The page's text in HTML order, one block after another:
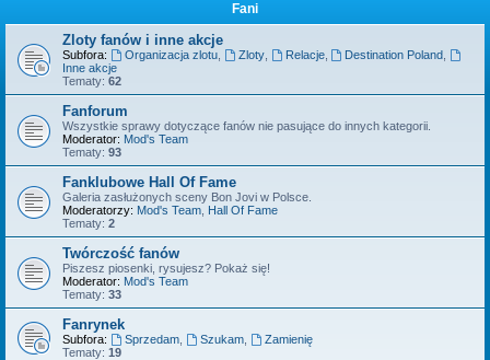
Fani
Zloty fanów i inne akcje
Subfora: Organizacja zlotu, Zloty, Relacje, Destination Poland
Inne akcje
Tematy: 62
Fanforum
Wszystkie sprawy dotyczące fanów nie pasujące do innych kategorii.
Moderator: Mod's Team
Tematy: 93
Fanklubowe Hall Of Fame
Galeria zasłużonych sceny Bon Jovi w Polsce.
Moderatorzy: Mod's Team Hall Of Fame
Tematy: 2
Twórczość fanów
Piszesz piosenki, rysujesz? Pokaż się!
Moderator: Mod's Team
Tematy: 33
Fanrynek
Subfora: Sprzedam, Szukam,
Zamienię
Tematy: 19